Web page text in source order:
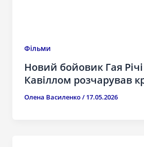
Фільми
Новий бойовик Гая Річі
Кавіллом розчарував
Олена Василенко/ 17.05.2026